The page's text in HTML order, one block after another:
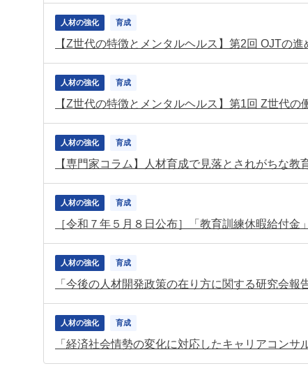
人材の強化 育成
【Z世代の特徴とメンタルヘルス】第2回 OJTの
人材の強化 育成
【Z世代の特徴とメンタルヘルス】第1回 Z世代
人材の強化 育成
人材の強化 育成
［令和７年５月８日公布］「教育訓練休暇給付
人材の強化 育成
「今後の人材開発政策の在り方に関する研究会報
人材の強化 育成